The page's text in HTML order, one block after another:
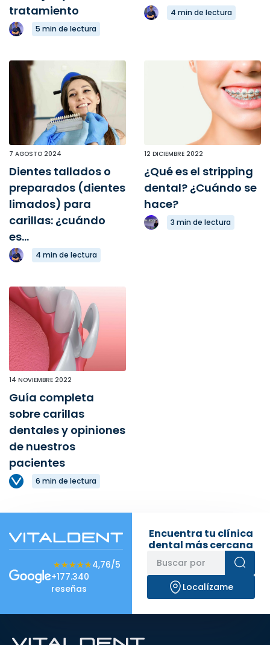
tratamiento
5 min de lectura
4 min de lectura
7 AGOSTO 2024
Dientes tallados o
preparados (dientes
limados) para
carillas: ¿cuándo
es...
4 min de lectura
12 DICIEMBRE 2022
¿Qué es el stripping
dental? ¿Cuándo se
hace?
3 min de lectura
14 NOVIEMBRE 2022
Guía completa
sobre carillas
dentales y opiniones
de nuestros
pacientes
6 min de lectura
★★★★★
★★★★★4,76/5
+177.340
reseñas
Encuentra tu clínica
dental más cercana
Localízame